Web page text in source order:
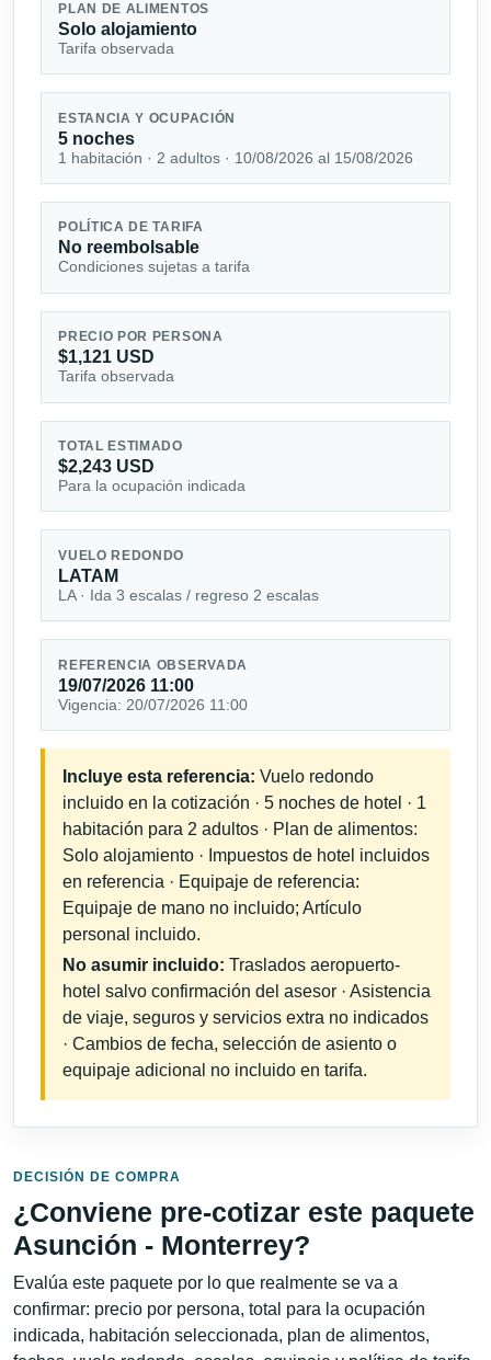
PLAN DE ALIMENTOS
Solo alojamiento
Tarifa observada
ESTANCIA Y OCUPACIÓN
5 noches
1 habitación · 2 adultos · 10/08/2026 al 15/08/2026
POLÍTICA DE TARIFA
No reembolsable
Condiciones sujetas a tarifa
PRECIO POR PERSONA
$1,121 USD
Tarifa observada
TOTAL ESTIMADO
$2,243 USD
Para la ocupación indicada
VUELO REDONDO
LATAM
LA · Ida 3 escalas / regreso 2 escalas
REFERENCIA OBSERVADA
19/07/2026 11:00
Vigencia: 20/07/2026 11:00
Incluye esta referencia: Vuelo redondo
incluido en la cotización · 5 noches de hotel · 1
habitación para 2 adultos · Plan de alimentos:
Solo alojamiento · Impuestos de hotel incluidos
en referencia · Equipaje de referencia:
Equipaje de mano no incluido; Artículo
personal incluido.
No asumir incluido: Traslados aeropuerto-
hotel salvo confirmación del asesor · Asistencia
de viaje, seguros y servicios extra no indicados
· Cambios de fecha, selección de asiento o
equipaje adicional no incluido en tarifa.
DECISIÓN DE COMPRA
¿Conviene pre-cotizar este paquete
Asunción - Monterrey?
Evalúa este paquete por lo que realmente se va a
confirmar: precio por persona, total para la ocupación
indicada, habitación seleccionada, plan de alimentos,